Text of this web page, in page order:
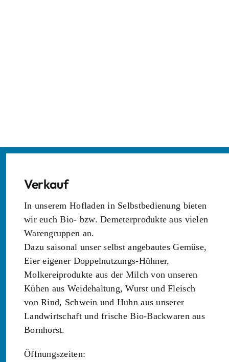
Verkauf
In unserem Hofladen in Selbstbedienung bieten
wir euch Bio- bzw. Demeterprodukte aus vielen
Warengruppen an.
Dazu saisonal unser selbst angebautes Gemüse,
Eier eigener Doppelnutzungs-Hühner,
Molkereiprodukte aus der Milch von unseren
Kühen aus Weidehaltung, Wurst und Fleisch
von Rind, Schwein und Huhn aus unserer
Landwirtschaft und frische Bio-Backwaren aus
Bornhorst.
Öffnungszeiten: